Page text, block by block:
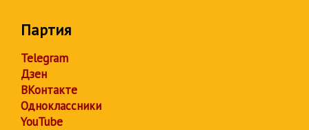
Партия
Telegram
Дзен
ВКонтакте
Одноклассники
YouTube